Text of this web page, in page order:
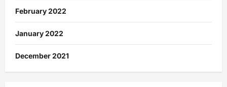
February 2022
January 2022
December 2021